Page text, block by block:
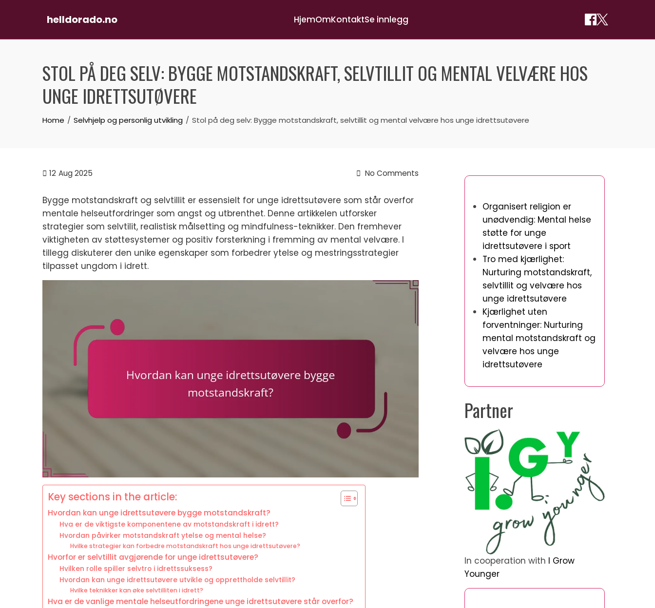
helldorado.no HjemOmKontaktSe innlegg
STOL PÅ DEG SELV: BYGGE MOTSTANDSKRAFT, SELVTILLIT OG MENTAL VELVÆRE HOS
UNGE IDRETTSUTØVERE
Home Selvhjelp og personlig utvikling Stol på deg selv: Bygge motstandskraft, selvtillit og mental velvære hos unge idrettsutøvere
12 Aug 2025 No Comments
Bygge motstandskraft og selvtillit er essensielt for unge idrettsutøvere som står overfor
mentale helseutfordringer som angst og utbrenthet. Denne artikkelen utforsker
strategier som selvtilit, realistisk målsetting og mindfulness-teknikker. Den fremhever
viktigheten av støttesystemer og positiv forsterkning i fremming av mental velvære. I
tillegg diskuterer den unike egenskaper som forbedrer ytelse og mestringsstrategier
tilpasset ungdom i idrett.
Key sections in the article:
Hvordan kan unge idrettsutøvere bygge motstandskraft?
Hva er de viktigste komponentene av motstandskraft i idrett?
Hvordan påvirker motstandskraft ytelse og mental helse?
Hvilke strategier kan forbedre motstandskraft hos unge idrettsutøvere?
Hvorfor er selvtillit avgjørende for unge idrettsutøvere?
Hvilken rolle spiller selvtro i idrettssuksess?
Hvordan kan unge idrettsutøvere utvikle og opprettholde selvtillit?
Hvilke teknikker kan øke selvtilliten i idrett?
Hva er de vanlige mentale helseutfordringene unge idrettsutøvere står overfor?
Organisert religion er
unødvendig: Mental helse
støtte for unge
idrettsutøvere i sport
Tro med kjærlighet:
Nurturing motstandskraft,
selvtillit og velvære hos
unge idrettsutøvere
Kjærlighet uten
forventninger: Nurturing
mental motstandskraft og
velvære hos unge
idrettsutøvere
Partner
In cooperation with I Grow
Younger